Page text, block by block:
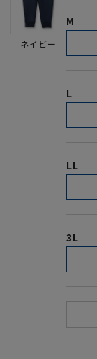
ネイビー
M
L
LL
3L